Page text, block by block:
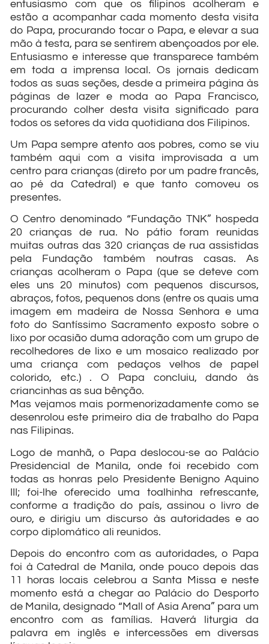
entusiasmo com que os filipinos acolheram e
estão a acompanhar cada momento desta visita
do Papa, procurando tocar o Papa, e elevar a sua
mão à testa, para se sentirem abençoados por ele.
Entusiasmo e interesse que transparece também
em toda a imprensa local. Os jornais dedicam
todos as suas seções, desde a primeira página às
páginas de lazer e moda ao Papa Francisco,
procurando colher desta visita significado para
todos os setores da vida quotidiana dos Filipinos.
Um Papa sempre atento aos pobres, como se viu
também aqui com a visita improvisada a um
centro para crianças (direto por um padre francês,
ao pé da Catedral) e que tanto comoveu os
presentes.
O Centro denominado “Fundação TNK” hospeda
20 crianças de rua. No pátio foram reunidas
muitas outras das 320 crianças de rua assistidas
pela Fundação também noutras casas. As
crianças acolheram o Papa (que se deteve com
eles uns 20 minutos) com pequenos discursos,
abraços, fotos, pequenos dons (entre os quais uma
imagem em madeira de Nossa Senhora e uma
foto do Santíssimo Sacramento exposto sobre o
lixo por ocasião duma adoração com um grupo de
recolhedores de lixo e um mosaico realizado por
uma criança com pedaços velhos de papel
colorido, etc.) . O Papa concluiu, dando às
criancinhas as sua bênção.
Mas vejamos mais pormenorizadamente como se
desenrolou este primeiro dia de trabalho do Papa
nas Filipinas.
Logo de manhã, o Papa deslocou-se ao Palácio
Presidencial de Manila, onde foi recebido com
todas as honras pelo Presidente Benigno Aquino
III; foi-lhe oferecido uma toalhinha refrescante,
conforme a tradição do país, assinou o livro de
ouro, e dirigiu um discurso às autoridades e ao
corpo diplomático ali reunidos.
Depois do encontro com as autoridades, o Papa
foi à Catedral de Manila, onde pouco depois das
11 horas locais celebrou a Santa Missa e neste
momento está a chegar ao Palácio do Desporto
de Manila, designado “Mall of Asia Arena” para um
encontro com as famílias. Haverá liturgia da
palavra em inglês e intercessões em diversas